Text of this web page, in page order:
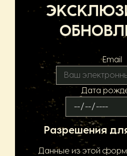
Email
Дата
Разрешения
Данные из этой